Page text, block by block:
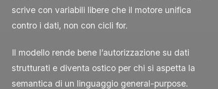
scrive con variabili libere che il motore unifica
contro i dati, non con cicli for.
Il modello rende bene l’autorizzazione su dati
strutturati e diventa ostico per chi si aspetta la
semantica di un linguaggio general-purpose.